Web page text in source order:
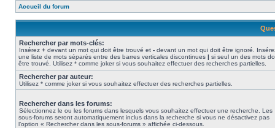
Accueil du forum
Rechercher par mots-clés:
Insérez + devant un mot qui doit être trouvé et - devant un mot qui doit être ignoré.
une liste de mots séparés entre des barres verticales discontinues | si seul un des mots
être trouvé. Utilisez * comme joker si vous souhaitez effectuer des recherches partielles.
Rechercher par auteur:
Utilisez * comme joker si vous souhaitez effectuer des recherches partielles.
Rechercher dans les forums:
Sélectionnez le ou les forums dans lesquels vous souhaitez effectuer une recherche. Les
sous-forums seront automatiquement inclus dans la recherche si vous ne désactivez pas
l’option « Rechercher dans les sous-forums » affichée ci-dessous.